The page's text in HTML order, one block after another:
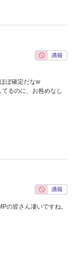
ぼ確定だなw
るのに、お咎めなし
の皆さん凄いですね。